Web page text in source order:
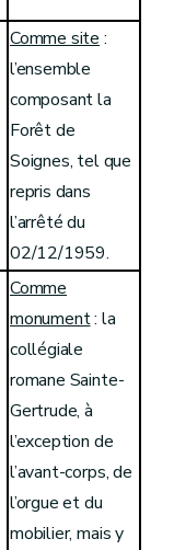
Comme site :
l’ensemble
composant la
Forêt de
Soignes, tel que
repris dans
l’arrêté du
02/12/1959.
Comme
monument: la
collégiale
romane Sainte-
Gertrude, à
l’exception de
l’avant-corps, de
l’orgue et du
mobilier, mais y